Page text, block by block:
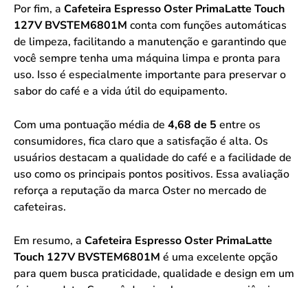
Por fim, a Cafeteira Espresso Oster PrimaLatte Touch
127V BVSTEM6801M conta com funções automáticas
de limpeza, facilitando a manutenção e garantindo que
você sempre tenha uma máquina limpa e pronta para
uso. Isso é especialmente importante para preservar o
sabor do café e a vida útil do equipamento.
Com uma pontuação média de 4,68 de 5 entre os
consumidores, fica claro que a satisfação é alta. Os
usuários destacam a qualidade do café e a facilidade de
uso como os principais pontos positivos. Essa avaliação
reforça a reputação da marca Oster no mercado de
cafeteiras.
Em resumo, a Cafeteira Espresso Oster PrimaLatte
Touch 127V BVSTEM6801M é uma excelente opção
para quem busca praticidade, qualidade e design em um